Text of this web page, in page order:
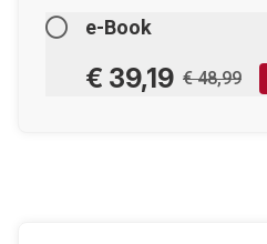
e-Book
€ 39,19 € 48,99